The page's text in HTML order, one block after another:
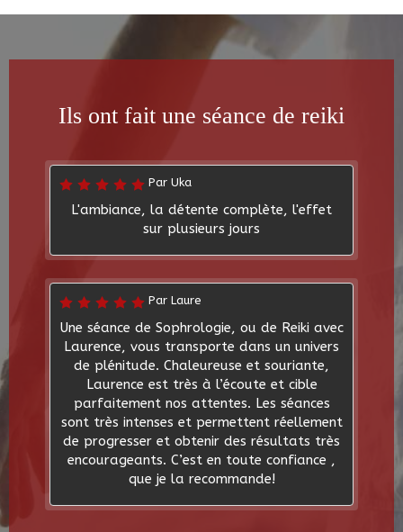
Ils ont fait une séance de reiki
Par Uka
L'ambiance, la détente complète, l'effet
sur plusieurs jours
Par Laure
Une séance de Sophrologie, ou de Reiki avec
Laurence, vous transporte dans un univers
de plénitude. Chaleureuse et souriante,
Laurence est très à l’écoute et cible
parfaitement nos attentes. Les séances
sont très intenses et permettent réellement
de progresser et obtenir des résultats très
encourageants. C’est en toute confiance ,
que je la recommande!